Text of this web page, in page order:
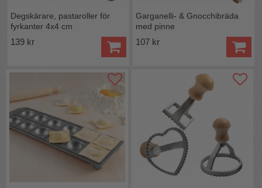
Degskärare, pastaroller för
fyrkanter 4x4 cm
139 kr
Garganelli- & Gnocchibräda
med pinne
107 kr